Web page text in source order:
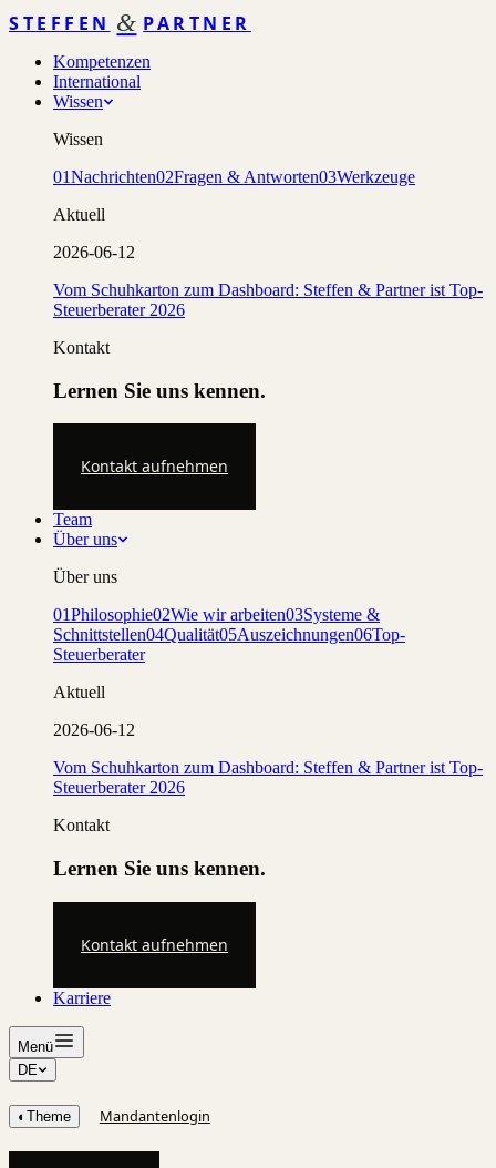
STEFFEN & PARTNER
Kompetenzen
International
Wissen
Wissen
01Nachrichten02Fragen & Antworten03Werkzeuge
Aktuell
2026-06-12
Vom Schuhkarton zum Dashboard: Steffen & Partner ist Top-
Steuerberater 2026
Kontakt
Lernen Sie uns kennen.
Kontakt aufnehmen
Team
Über uns
Über uns
01Philosophie02Wie wir arbeiten03Systeme &
Schnittstellen04Qualität05Auszeichnungen06Top-
Steuerberater
Aktuell
2026-06-12
Vom Schuhkarton zum Dashboard: Steffen & Partner ist Top-
Steuerberater 2026
Kontakt
Lernen Sie uns kennen.
Kontakt aufnehmen
Karriere
Menü
DE
◐ Theme Mandantenlogin